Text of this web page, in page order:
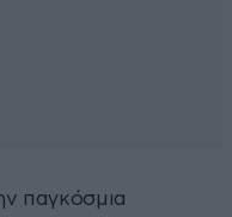
παγκόσμια